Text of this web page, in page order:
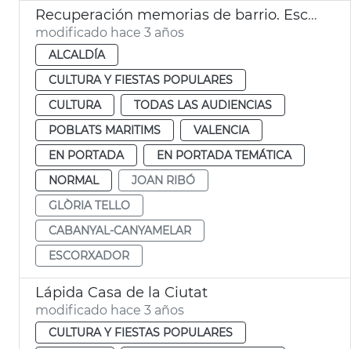
Recuperación memorias de barrio. Escorxador
modificado hace 3 años
ALCALDÍA
CULTURA Y FIESTAS POPULARES
CULTURA
TODAS LAS AUDIENCIAS
POBLATS MARITIMS
VALENCIA
EN PORTADA
EN PORTADA TEMÁTICA
NORMAL
JOAN RIBÓ
GLÒRIA TELLO
CABANYAL-CANYAMELAR
ESCORXADOR
Lápida Casa de la Ciutat
modificado hace 3 años
CULTURA Y FIESTAS POPULARES